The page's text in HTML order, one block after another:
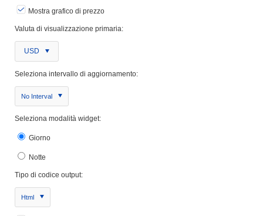
Mostra grafico di prezzo
Valuta di visualizzazione primaria:
USD
Seleziona intervallo di aggiornamento:
No Interval
Seleziona modalità widget:
Giorno
Notte
Tipo di codice output:
Html